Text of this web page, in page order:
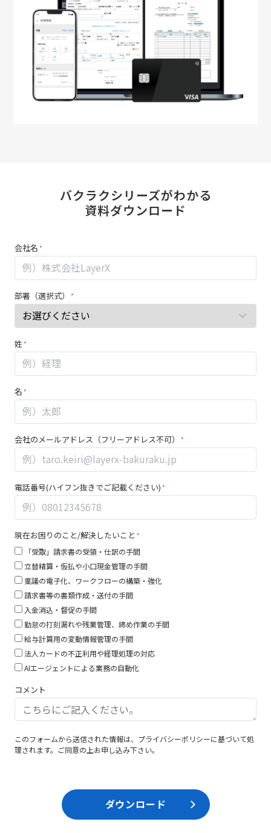
バクラクシリーズがわかる
資料ダウンロード
分
で
バ
ク
ラ
ク
が
わ
る
3
点
セ
ッ
ト
会社名
部署（選択式）
姓
名
会社のメールアドレス（フリーアドレス不可）
電話番号(ハイフン抜きでご記載ください)
現在お困りのこと/解決したいこと
「受取」請求書の受領・仕訳の手間
立替精算・仮払や小口現金管理の手間
稟議の電子化、ワークフローの構築・強化
請求書等の書類作成・送付の手間
入金消込・督促の手間
勤怠の打刻漏れや残業管理、締め作業の手間
給与計算用の変動情報管理の手間
法人カードの不正利用や経理処理の対応
AIエージェントによる業務の自動化
コメント
このフォームから送信された情報は、 プライバシーポリシーに基づいて処
理されます。ご同意の上お申し込み下さい。
ダウンロード
な
た
が
人
間
の
場
合、
こ
の
フ
ィ
ー
ル
ド
は
空
白
の
ま
ま
に
し
て
く
だ
さ
い。